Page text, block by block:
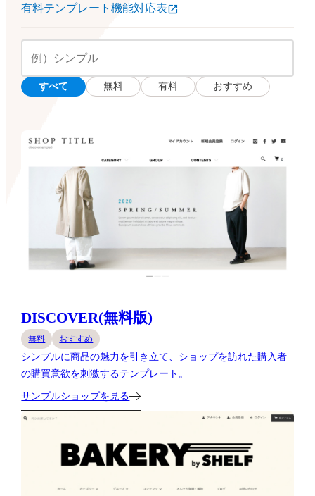
有料テンプレート機能対応表
すべて 無料 有料 おすすめ
DISCOVER(無料版)
無料 おすすめ
シンプルに商品の魅力を引き立て、ショップを訪れた購入者
の購買意欲を刺激するテンプレート。
サンプルショップを見る